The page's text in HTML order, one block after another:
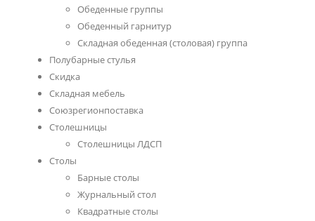
Обеденные группы
Обеденный гарнитур
Складная обеденная (столовая) группа
Полубарные стулья
Скидка
Складная мебель
Союзрегионпоставка
Столешницы
Cтолешницы ЛДСП
Столы
Барные столы
Журнальный стол
Квадратные столы